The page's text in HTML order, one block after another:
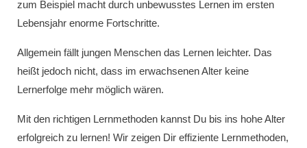
zum Beispiel macht durch unbewusstes Lernen im ersten
Lebensjahr enorme Fortschritte.
Allgemein fällt jungen Menschen das Lernen leichter. Das
heißt jedoch nicht, dass im erwachsenen Alter keine
Lernerfolge mehr möglich wären.
Mit den richtigen Lernmethoden kannst Du bis ins hohe Alter
erfolgreich zu lernen! Wir zeigen Dir effiziente Lernmethoden,